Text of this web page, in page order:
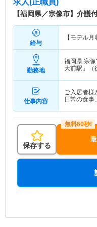
求人(正職員)
【福岡県／宗像市】介護
給与
【モデル月
勤務地
福岡県 宗
大前駅」（
仕事内容
ご入居者様
日常の食
保存する